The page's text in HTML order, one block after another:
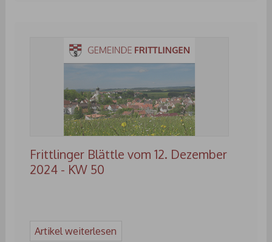
Frittlinger Blättle vom 12. Dezember
2024 - KW 50
Artikel weiterlesen